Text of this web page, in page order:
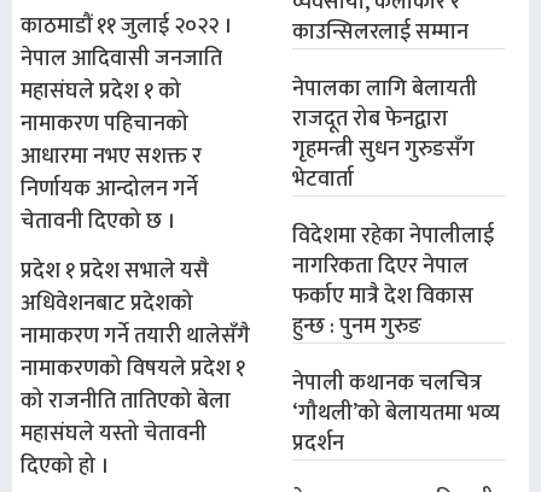
काठमाडौं ११ जुलाई २०२२ ।
नेपाल आदिवासी जनजाति
महासंघले प्रदेश १ को
नामाकरण पहिचानको
आधारमा नभए सशक्त र
निर्णायक आन्दोलन गर्ने
चेतावनी दिएको छ ।
प्रदेश १ प्रदेश सभाले यसै
अधिवेशनबाट प्रदेशको
नामाकरण गर्ने तयारी थालेसँगै
नामाकरणको विषयले प्रदेश १
को राजनीति तातिएको बेला
महासंघले यस्तो चेतावनी
दिएको हो ।
काउन्सिलरलाई सम्मान
नेपालका लागि बेलायती
राजदूत रोब फेनद्वारा
गृहमन्त्री सुधन गुरुङसँग
भेटवार्ता
विदेशमा रहेका नेपालीलाई
नागरिकता दिएर नेपाल
फर्काए मात्रै देश विकास
हुन्छ : पुनम गुरुङ
नेपाली कथानक चलचित्र
‘गौथली’को बेलायतमा भव्य
प्रदर्शन